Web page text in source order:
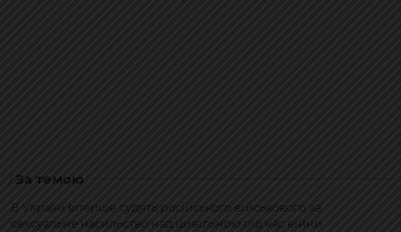
За темою
В Україні вперше судять російського військового за
сексуальне насильство над цивільною під час війни